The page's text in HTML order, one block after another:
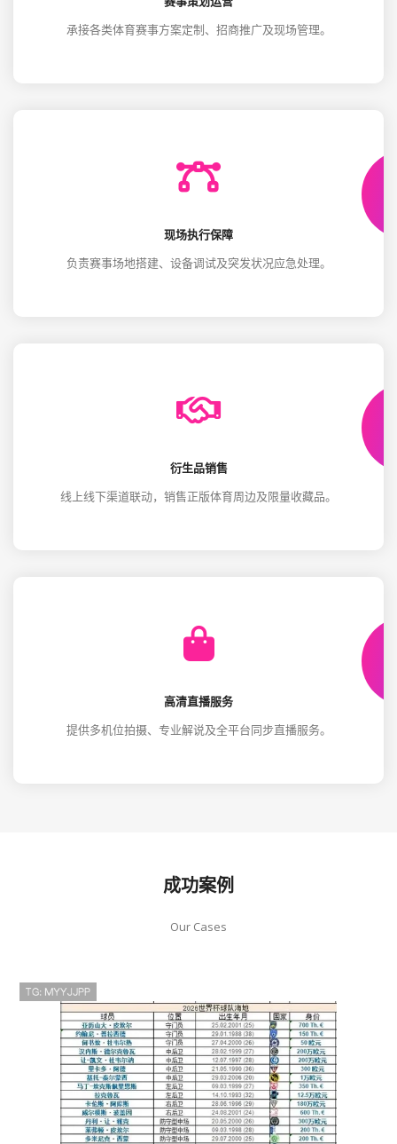
承接各类体育赛事方案定制、招商推广及现场管理。
现场执行保障
负责赛事场地搭建、设备调试及突发状况应急处理。
衍生品销售
线上线下渠道联动，销售正版体育周边及限量收藏品。
高清直播服务
提供多机位拍摄、专业解说及全平台同步直播服务。
成功案例
Our Cases